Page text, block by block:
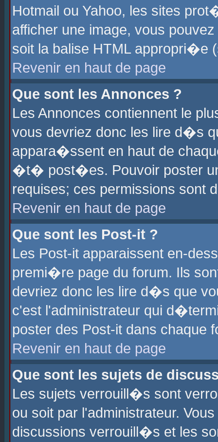
Hotmail ou Yahoo, les sites
afficher une image, vous
soit la balise HTML
Revenir en haut de page
Que sont les Annonces ?
Les Annonces contiennent le
vous devriez donc les lire d�s
appara�ssent en haut de
�t� post�es. Pouvoir poster
requises; ces permissions sont
Revenir en haut de page
Que sont les Post-it ?
Les Post-it apparaissent en-
premi�re page du forum. Ils
devriez donc les lire d�s que
c'est l'administrateur qui
poster des Post-it dans chaque
Revenir en haut de page
Que sont les sujets de
Les sujets verrouill�s sont
ou soit par l'administrateur.
discussions verrouill�s et les